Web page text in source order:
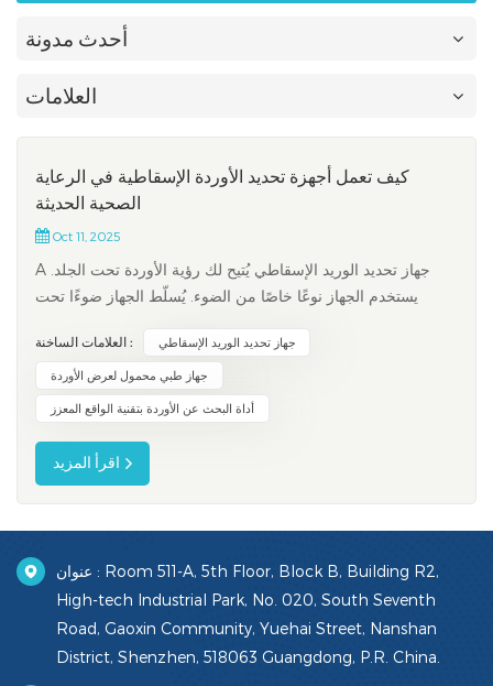
أحدث مدونة
العلامات
كيف تعمل أجهزة تحديد الأوردة الإسقاطية في الرعاية
الصحية الحديثة
Oct 11, 2025
A جهاز تحديد الوريد الإسقاطي يُتيح لك رؤية الأوردة تحت الجلد.
يستخدم الجهاز نوعًا خاصًا من الضوء. يُسلّط الجهاز ضوءًا تحت
مما يُظهر أوردتك بوضوح. سترى خريطة لأوردتك على جلدك.
يستخدم العاملون في مجال الرعاية الصحية هذه الأجهزة للعثور على
العلامات الساخنة : جهاز تحديد الوريد الإسقاطي
جهاز طبي محمول لعرض الأوردة
أداة البحث عن الأوردة بتقنية الواقع المعزز
اقرأ المزيد
عنوان : Room 511-A, 5th Floor, Block B, Building R2,
High-tech Industrial Park, No. 020, South Seventh
Road, Gaoxin Community, Yuehai Street, Nanshan
District, Shenzhen, 518063 Guangdong, P.R. China.